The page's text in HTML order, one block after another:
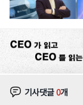
기사댓글0개